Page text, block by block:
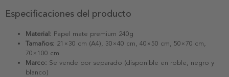
Especificaciones del producto
Material: Papel mate premium 240g
Tamaños: 21×30 cm (A4), 30×40 cm, 40×50 cm, 50×70 cm,
70×100 cm
Marco: Se vende por separado (disponible en roble, negro y
blanco)